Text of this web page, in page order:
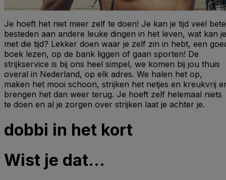
Je hoeft het niet meer zelf te doen! Je kan je tijd veel
besteden aan andere leuke dingen in het leven, wat kan je
met die tijd? Lekker doen waar je zelf zin in hebt, een
boek lezen, op de bank liggen of gaan sporten! De
strijkservice is bij ons heel simpel, we komen bij jou thuis
overal in Nederland, op elk adres. We halen het op,
maken het mooi schoon, strijken het netjes en kreukvrij
brengen het dan weer terug. Je hoeft zelf helemaal niets
te doen en al je zorgen over strijken laat je achter je.
dobbi in het kort
Wist je dat…